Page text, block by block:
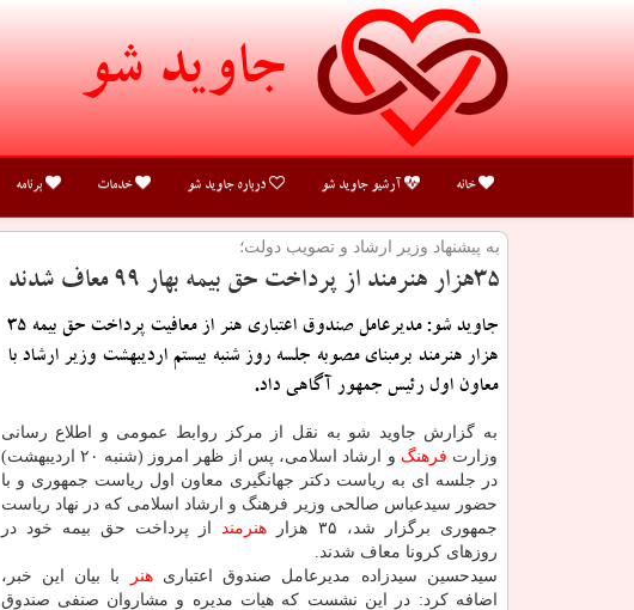
جاوید شو
خانه آرشیو جاوید شو درباره جاوید شو خدمات برنامه
به پیشنهاد وزیر ارشاد و تصویب دولت؛
۳۵هزار هنرمند از پرداخت حق بیمه بهار ۹۹ معاف شدند
جاوید شو: مدیرعامل صندوق اعتباری هنر از معافیت پرداخت حق بیمه 35
هزار هنرمند برمبنای مصوبه جلسه روز شنبه بیستم اردیبهشت وزیر ارشاد با
معاون اول رئیس جمهور آگاهی داد.
به گزارش جاوید شو به نقل از مرکز روابط عمومی و اطلاع رسانی
وزارت فرهنگ
و ارشاد اسلامی، پس از ظهر امروز (شنبه ۲۰ اردیبهشت)
در جلسه ای به ریاست دکتر جهانگیری معاون اول ریاست جمهوری و با
حضور سیدعباس صالحی وزیر فرهنگ و ارشاد اسلامی که در نهاد ریاست
جمهوری برگزار شد، ۳۵ هزار
هنرمنداز پرداخت حق بیمه خود در
روزهای کرونا معاف شدند.
سیدحسین سیدزاده مدیرعامل صندوق اعتباریهنر
با بیان این خبر،
اضافه کرد: در این نشست که هیات مدیره و مشاروان صنفی صندوق